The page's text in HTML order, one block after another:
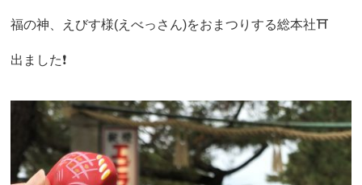
福の神、えびす様(えべっさん)をおまつりする総本社⛩
出ました❗️